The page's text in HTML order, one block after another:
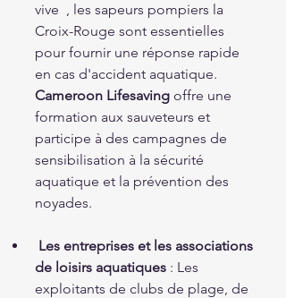
vive  , les sapeurs pompiers la
Croix-Rouge sont essentielles
pour fournir une réponse rapide
en cas d'accident aquatique.
Cameroon Lifesaving offre une
formation aux sauveteurs et
participe à des campagnes de
sensibilisation à la sécurité
aquatique et la prévention des
noyades.
Les entreprises et les associations
de loisirs aquatiques : Les
exploitants de clubs de plage, de